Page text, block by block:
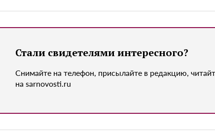
Стали свидетелями интересного?
Снимайте на телефон, присылайте в редакцию,
на sarnovosti.ru